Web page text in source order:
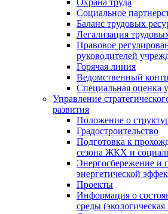
Охрана труда
Социальное
Баланс трудовых
Легализация
Правовое
руководителей
Горячая линия
Ведомственный
Специальная оценка
Управление
развития
Положение о
Градостроительство
Подготовка к
сезона ЖКХ и
Энергосбережение и
энергетической
Проекты
Информация о
среды